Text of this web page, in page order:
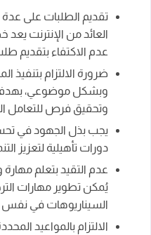
تقديم الطلبات على
العائد من الإنترنت
عدم الاكتفاء بتقديم
ضرورة الالتزام بتنفيذ
وبشكل موضوعي،
وتحقيق فرص للتعامل
يجب بذل الجهود في
دورات تأهيلية لتعزيز
عدم التقيد بتعلم
يُمكن تطوير مهارات
السيناريوهات في نفس
الالتزام بالمواعيد